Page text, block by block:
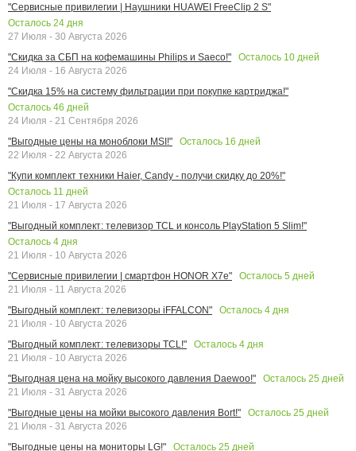
"Сервисные привилегии | Наушники HUAWEI FreeClip 2 S"
Осталось 24 дня
27 Июля - 30 Августа 2026
"Скидка за СБП на кофемашины Philips и Saeco!"
Осталось 10 дней
24 Июля - 16 Августа 2026
"Скидка 15% на систему фильтрации при покупке картриджа!"
Осталось 46 дней
24 Июля - 21 Сентября 2026
"Выгодные цены на моноблоки MSI!"
Осталось 16 дней
22 Июля - 22 Августа 2026
"Купи комплект техники Haier, Candy - получи скидку до 20%!"
Осталось 11 дней
21 Июля - 17 Августа 2026
"Выгодный комплект: телевизор TCL и консоль PlayStation 5 Slim!"
Осталось 4 дня
21 Июля - 10 Августа 2026
"Сервисные привилегии | смартфон HONOR X7e"
Осталось 5 дней
21 Июля - 11 Августа 2026
"Выгодный комплект: телевизоры iFFALCON"
Осталось 4 дня
21 Июля - 10 Августа 2026
"Выгодный комплект: телевизоры TCL!"
Осталось 4 дня
21 Июля - 10 Августа 2026
"Выгодная цена на мойку высокого давления Daewoo!"
Осталось 25 дней
21 Июля - 31 Августа 2026
"Выгодные цены на мойки высокого давления Bort!"
Осталось 25 дней
21 Июля - 31 Августа 2026
"Выгодные цены на мониторы LG!"
Осталось 25 дней